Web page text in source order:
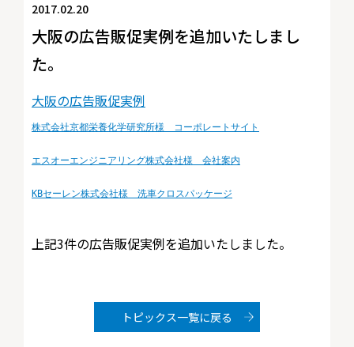
2017.02.20
大阪の広告販促実例を追加いたしまし
た。
大阪の広告販促実例
株式会社京都栄養化学研究所様　コーポレートサイト
エスオーエンジニアリング株式会社様　会社案内
KBセーレン株式会社様　洗車クロスパッケージ
上記3件の広告販促実例を追加いたしました。
トピックス一覧に戻る